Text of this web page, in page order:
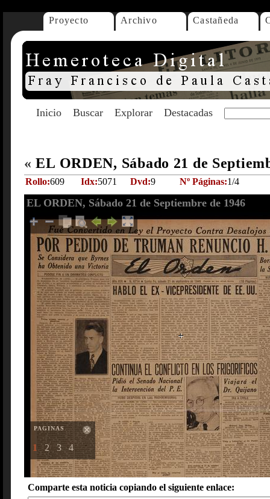
Proyecto Archivo Castañeda
Inicio Buscar Explorar Destacadas
« EL ORDEN, Sábado 21 de
Rollo:609 Idx:5071 Dvd:9 Nº Páginas:1/4
EL ORDEN, Sábado 21 de Septiembre de 1946
PAGINAS
1 2 3 4
Comparte esta noticia copiando el siguiente enlace: